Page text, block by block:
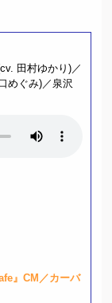
田村ゆかり)／
めぐみ)／泉沢
』CM／カーバ